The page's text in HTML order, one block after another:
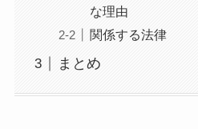
な理由
関係する法律
まとめ